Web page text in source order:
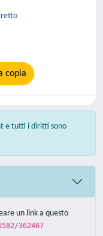
copia
e tutti i diritti sono
un link a questo
362467